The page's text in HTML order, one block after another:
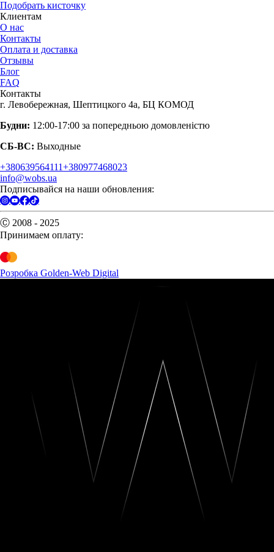
Подобрать кисточку
Клиентам
О нас
Контакты
Оплата и доставка
Отзывы
Блог
FAQ
Контакты
г. Левобережная, Шептицкого 4а, БЦ КОМОД
Будни: 12:00-17:00 за попередньою домовленістю
СБ-ВС: Выходные
+380639564111+380977468023
info@wobs.ua
Подписывайся на наши обновления:
Ⓒ 2008 - 2025
Принимаем оплату:
Розробка Golden-Web Digital